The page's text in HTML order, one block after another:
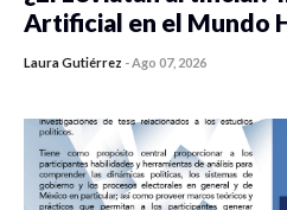
Artificial en el Mundo
Laura Gutiérrez -Ago 07, 2026